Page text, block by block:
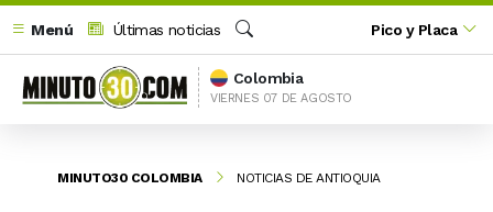
Menú
Últimas noticias
Buscar
Pico y Placa
Colombia
VIERNES 07 DE AGOSTO
MINUTO30 COLOMBIA NOTICIAS DE ANTIOQUIA